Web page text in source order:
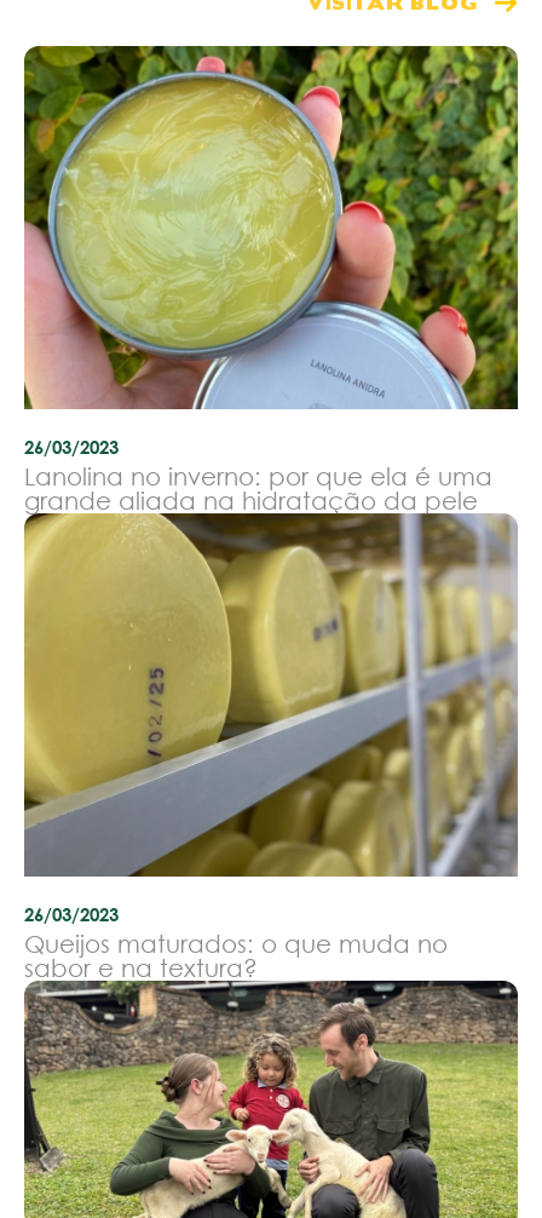
26/03/2023
Lanolina no inverno: por que ela é uma
grande aliada na hidratação da pele
26/03/2023
Queijos maturados: o que muda no
sabor e na textura?